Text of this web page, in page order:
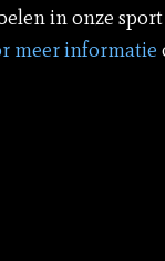
in onze
meer informatie